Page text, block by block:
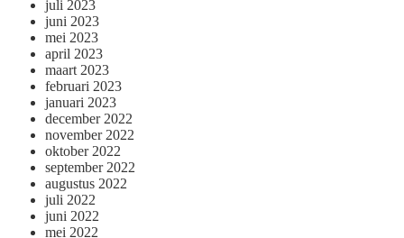
juli 2023
juni 2023
mei 2023
april 2023
maart 2023
februari 2023
januari 2023
december 2022
november 2022
oktober 2022
september 2022
augustus 2022
juli 2022
juni 2022
mei 2022